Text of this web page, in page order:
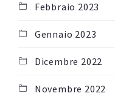
Febbraio 2023
Gennaio 2023
Dicembre 2022
Novembre 2022